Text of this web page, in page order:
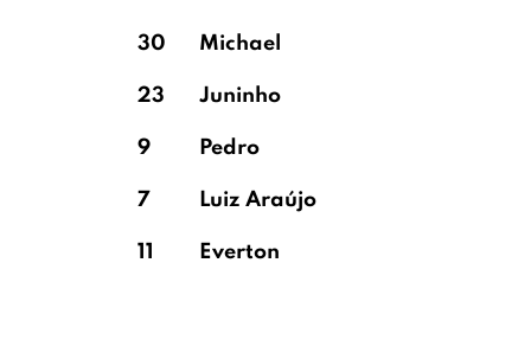
30 Michael
23 Juninho
9 Pedro
7 Luiz Araújo
11 Everton